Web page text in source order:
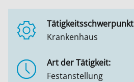
Krankenhaus
Art der Tätigkeit:
Festanstellung